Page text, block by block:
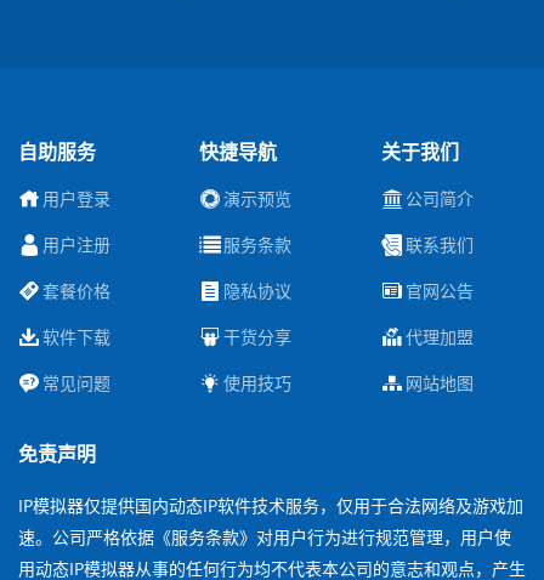
自助服务
用户登录
用户注册
套餐价格
软件下载
常见问题
快捷导航
演示预览
服务条款
隐私协议
干货分享
使用技巧
关于我们
公司简介
联系我们
官网公告
代理加盟
网站地图
免责声明
IP模拟器仅提供国内动态IP软件技术服务，仅用于合法网络及游戏加
速。公司严格依据《服务条款》对用户行为进行规范管理，用户使
用动态IP模拟器从事的任何行为均不代表本公司的意志和观点，产生